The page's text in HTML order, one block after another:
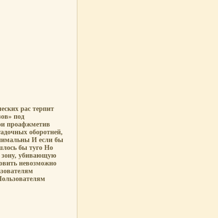
рас терпит
под
проафжметив
оборотней,
И если бы
бы туго Но
зону, убивающую
невозможно